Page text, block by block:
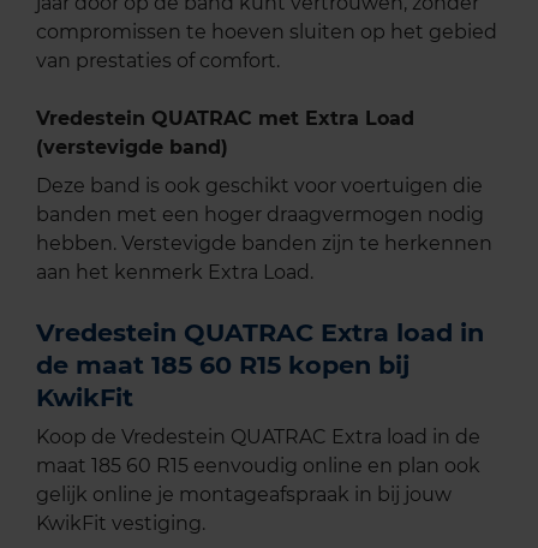
compromissen te hoeven sluiten op het gebied
van prestaties of comfort.
Vredestein QUATRAC met Extra Load
(verstevigde band)
Deze band is ook geschikt voor voertuigen die
banden met een hoger draagvermogen nodig
hebben. Verstevigde banden zijn te herkennen
aan het kenmerk Extra Load.
Vredestein QUATRAC Extra load in
de maat 185 60 R15 kopen bij
KwikFit
Koop de Vredestein QUATRAC Extra load in de
maat 185 60 R15 eenvoudig online en plan ook
gelijk online je montageafspraak in bij jouw
KwikFit vestiging.